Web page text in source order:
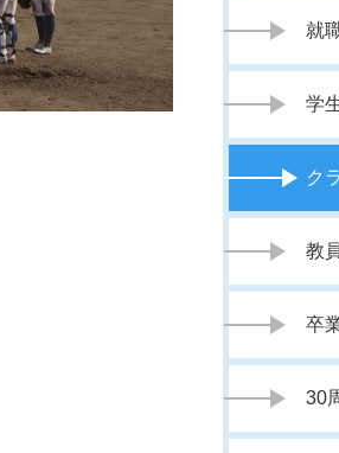
就
学
ク
教
卒
30